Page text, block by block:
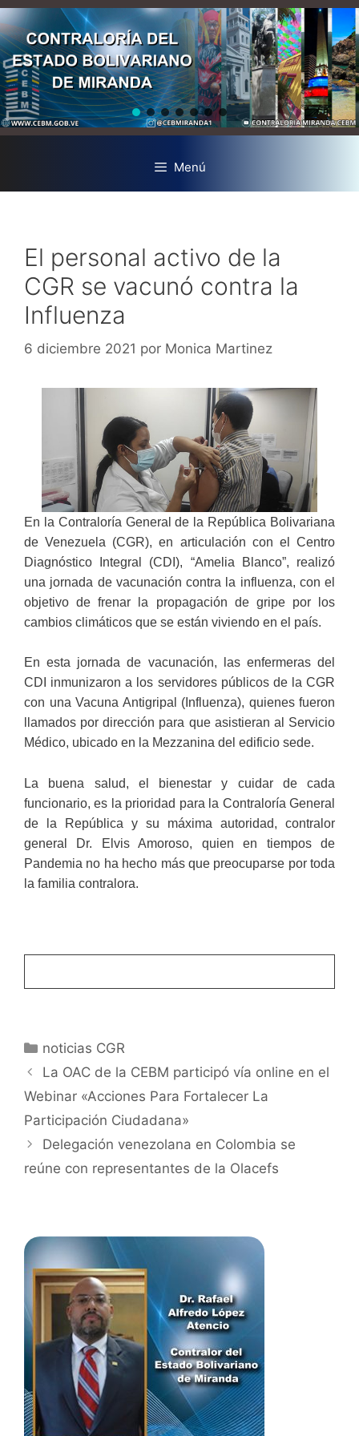
Menú
El personal activo de la
CGR se vacunó contra la
Influenza
6 diciembre 2021 por Monica Martinez
En la Contraloría General de la República Bolivariana
de Venezuela (CGR), en articulación con el Centro
Diagnóstico Integral (CDI), “Amelia Blanco”, realizó
una jornada de vacunación contra la influenza, con el
objetivo de frenar la propagación de gripe por los
cambios climáticos que se están viviendo en el país.
En esta jornada de vacunación, las enfermeras del
CDI inmunizaron a los servidores públicos de la CGR
con una Vacuna Antigripal (Influenza), quienes fueron
llamados por dirección para que asistieran al Servicio
Médico, ubicado en la Mezzanina del edificio sede.
La buena salud, el bienestar y cuidar de cada
funcionario, es la prioridad para la Contraloría General
de la República y su máxima autoridad, contralor
general Dr. Elvis Amoroso, quien en tiempos de
Pandemia no ha hecho más que preocuparse por toda
la familia contralora.
noticias CGR
La OAC de la CEBM participó vía online en el
Webinar «Acciones Para Fortalecer La
Participación Ciudadana»
Delegación venezolana en Colombia se
reúne con representantes de la Olacefs